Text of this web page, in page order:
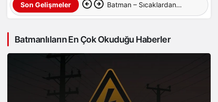
Son Gelişmeler Batman – Sıcaklardan
Batmanlıların En Çok Okuduğu Haberler